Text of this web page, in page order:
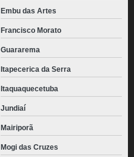
Embu das Artes
Francisco Morato
Guararema
Itapecerica da Serra
Itaquaquecetuba
Jundiaí
Mairiporã
Mogi das Cruzes